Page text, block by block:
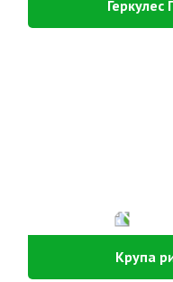
Геркулес
Крупа